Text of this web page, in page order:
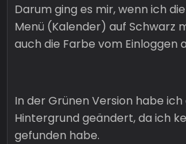
Darum ging es mir, wenn ich
Menü (Kalender) auf Schwarz
auch die Farbe vom Einloggen
In der Grünen Version habe
Hintergrund geändert, da ich
gefunden habe.